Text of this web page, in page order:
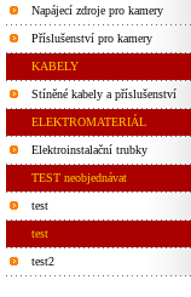
Napájecí zdroje pro kamery
Příslušenství pro kamery
KABELY
Stíněné kabely a příslušenství
ELEKTROMATERIÁL
Elektroinstalační trubky
TEST neobjednávat
test
test
test2